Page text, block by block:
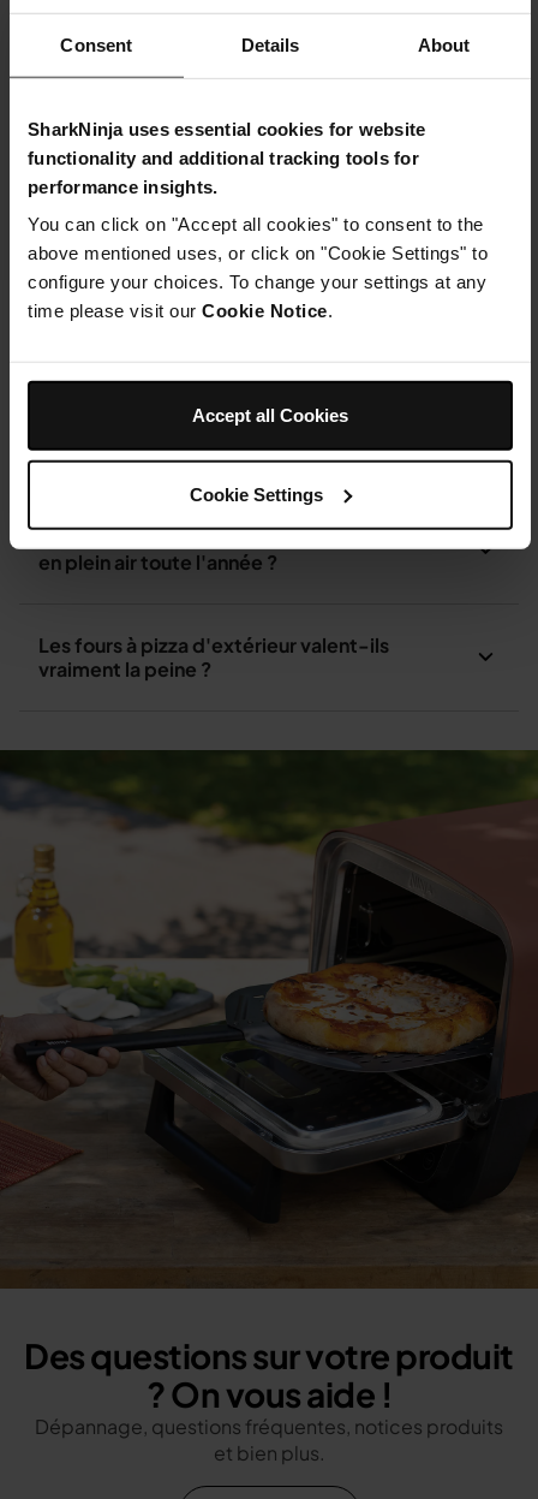
Consent Details About
SharkNinja uses essential cookies for website
functionality and additional tracking tools for
performance insights.
You can click on "Accept all cookies" to consent to the
above mentioned uses, or click on "Cookie Settings" to
configure your choices. To change your settings at any
time please visit our Cookie Notice.
Accept all Cookies
Cookie Settings
Contrôle total de la température
L’alimentation électrique vous permet de contrôler la
flammes pour un contrôle total.
Comment assembler votre four d'extérieur
?
Peut-on laisser le four d'extérieur Woodfire
en plein air toute l'année ?
Les fours à pizza d'extérieur valent-ils
vraiment la peine ?
Des questions sur votre produit
? On vous aide !
Dépannage, questions fréquentes, notices produits
et bien plus.